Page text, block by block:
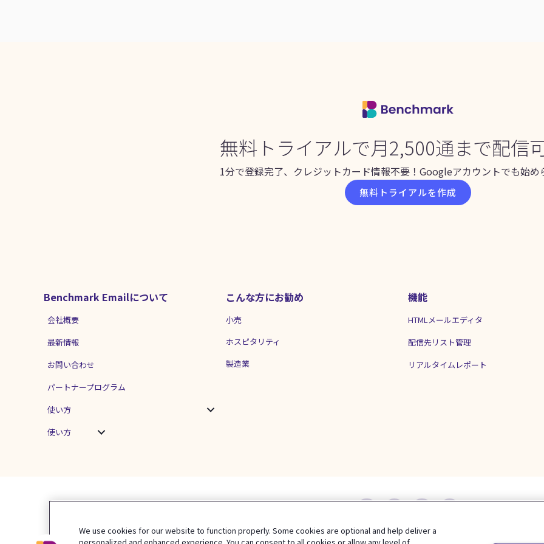
無料トライアルで月2,500通まで配信
1分で登録完了、クレジットカード情報不要！Googleアカウントでも始め
無料トライアルを作成
Benchmark Emailについて
会社概要
最新情報
お問い合わせ
パートナープログラム
使い方
使い方
こんな方にお勧め
小売
ホスピタリティ
製造業
機能
HTMLメールエディタ
配信先リスト管理
リアルタイムレポート
契約条件プライバシーポリシーサイトマップ
We use cookies for our website to function properly. Some cookies are optional and help deliver a